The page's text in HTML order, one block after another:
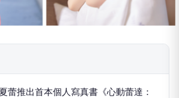
蕾推出首本個人寫真書《心動蕾達：